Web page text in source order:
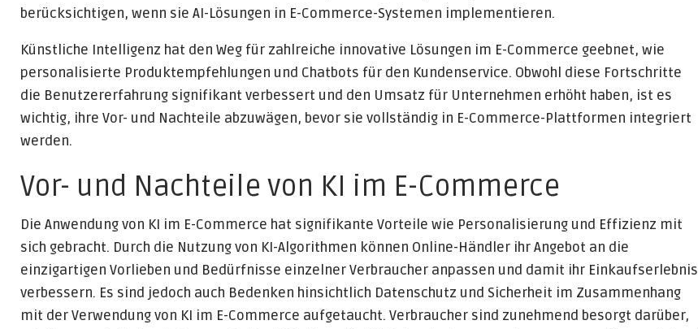
berücksichtigen, wenn sie AI-Lösungen in E-Commerce-Systemen implementieren.
Künstliche Intelligenz hat den Weg für zahlreiche innovative Lösungen im E-Commerce geebnet, wie
personalisierte Produktempfehlungen und Chatbots für den Kundenservice. Obwohl diese Fortschritte
die Benutzererfahrung signifikant verbessert und den Umsatz für Unternehmen erhöht haben, ist es
wichtig, ihre Vor- und Nachteile abzuwägen, bevor sie vollständig in E-Commerce-Plattformen integriert
werden.
Vor- und Nachteile von KI im E-Commerce
Die Anwendung von KI im E-Commerce hat signifikante Vorteile wie Personalisierung und Effizienz mit
sich gebracht. Durch die Nutzung von KI-Algorithmen können Online-Händler ihr Angebot an die
einzigartigen Vorlieben und Bedürfnisse einzelner Verbraucher anpassen und damit ihr Einkaufserlebnis
verbessern. Es sind jedoch auch Bedenken hinsichtlich Datenschutz und Sicherheit im Zusammenhang
mit der Verwendung von KI im E-Commerce aufgetaucht. Verbraucher sind zunehmend besorgt darüber,